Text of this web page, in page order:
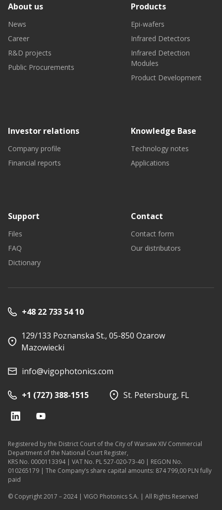
About us
News
Career
R&D projects
Public Procurements
Products
Epi-wafers
Infrared Detectors
Infrared Detection
Modules
Product Development
Investor relations
Company profile
Financial reports
Knowledge Base
Technology notes
Applications
Support
Files
FAQ
Dictionary
Contact
Contact form
Our distributors
+48 22 733 54 10
129/133 Poznanska St., 05-850 Ozarow
Mazowiecki
info@vigophotonics.com
+1 (727) 388-1515 St. Petersburg, FL
Registered by the District Court of the City of Warsaw XIV Commercial
Department of the National Court Register,
KRS No. 0000113394 | VAT No. PL 527-020-73-40 | REGON No.
010265179 | The Company’s share capital amounts: 874 799,00 PLN fully
paid
© Copyright 2017 – 2024 | VIGO Photonics S.A. | All Rights Reserved